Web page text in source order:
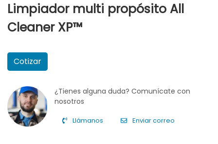
Limpiador multi propósito All
Cleaner XP™
Cotizar
¿Tienes alguna duda? Comunícate con
nosotros
Llámanos Enviar correo